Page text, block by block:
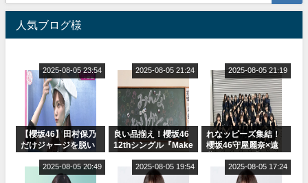
人気ブログ様
【櫻坂46】田村保乃
だけジャージを脱い
2025-08-05 23:54
良い品揃え！櫻坂46
12thシングル『Make
ャルグッズ絶賛販売
2025-08-05 21:24
れなッピーズ集結！
櫻坂46守屋麗奈×遠
ット！」水曜スタジ
オ出演決定
2025-08-05 21:19
2025-08-05 20:49 2025-08-05 19:54 2025-08-05 17:24